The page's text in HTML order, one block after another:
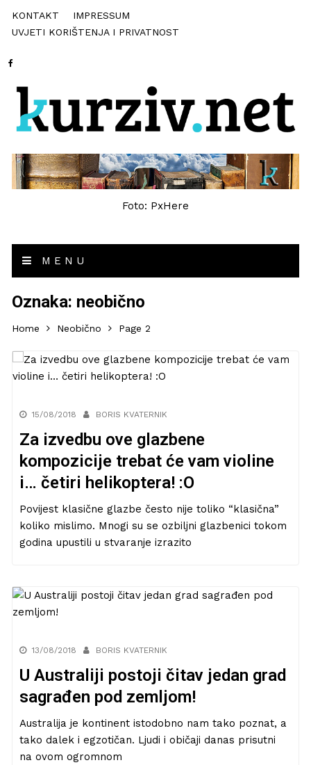
KONTAKT
IMPRESSUM
UVJETI KORIŠTENJA I PRIVATNOST
Foto: PxHere
MENU
Oznaka: neobično
Home Neobično Page 2
15/08/2018 BORIS KVATERNIK
Za izvedbu ove glazbene
kompozicije trebat će vam violine
i… četiri helikoptera! :O
Povijest klasične glazbe često nije toliko “klasična”
koliko mislimo. Mnogi su se ozbiljni glazbenici tokom
godina upustili u stvaranje izrazito
13/08/2018 BORIS KVATERNIK
U Australiji postoji čitav jedan grad
sagrađen pod zemljom!
Australija je kontinent istodobno nam tako poznat, a
tako dalek i egzotičan. Ljudi i običaji danas prisutni
na ovom ogromnom